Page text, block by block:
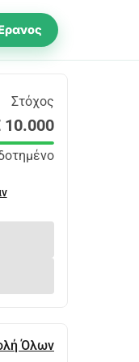
Στόχος
10.000
Όλων